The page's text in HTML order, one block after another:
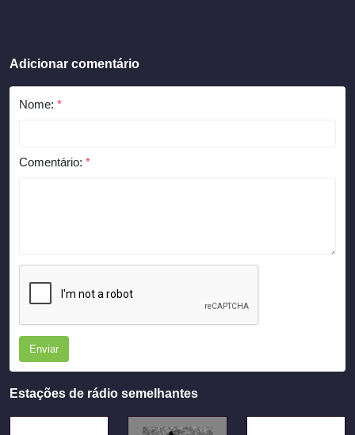
Adicionar comentário
Nome: *
Comentário: *
Enviar
Estações de rádio semelhantes